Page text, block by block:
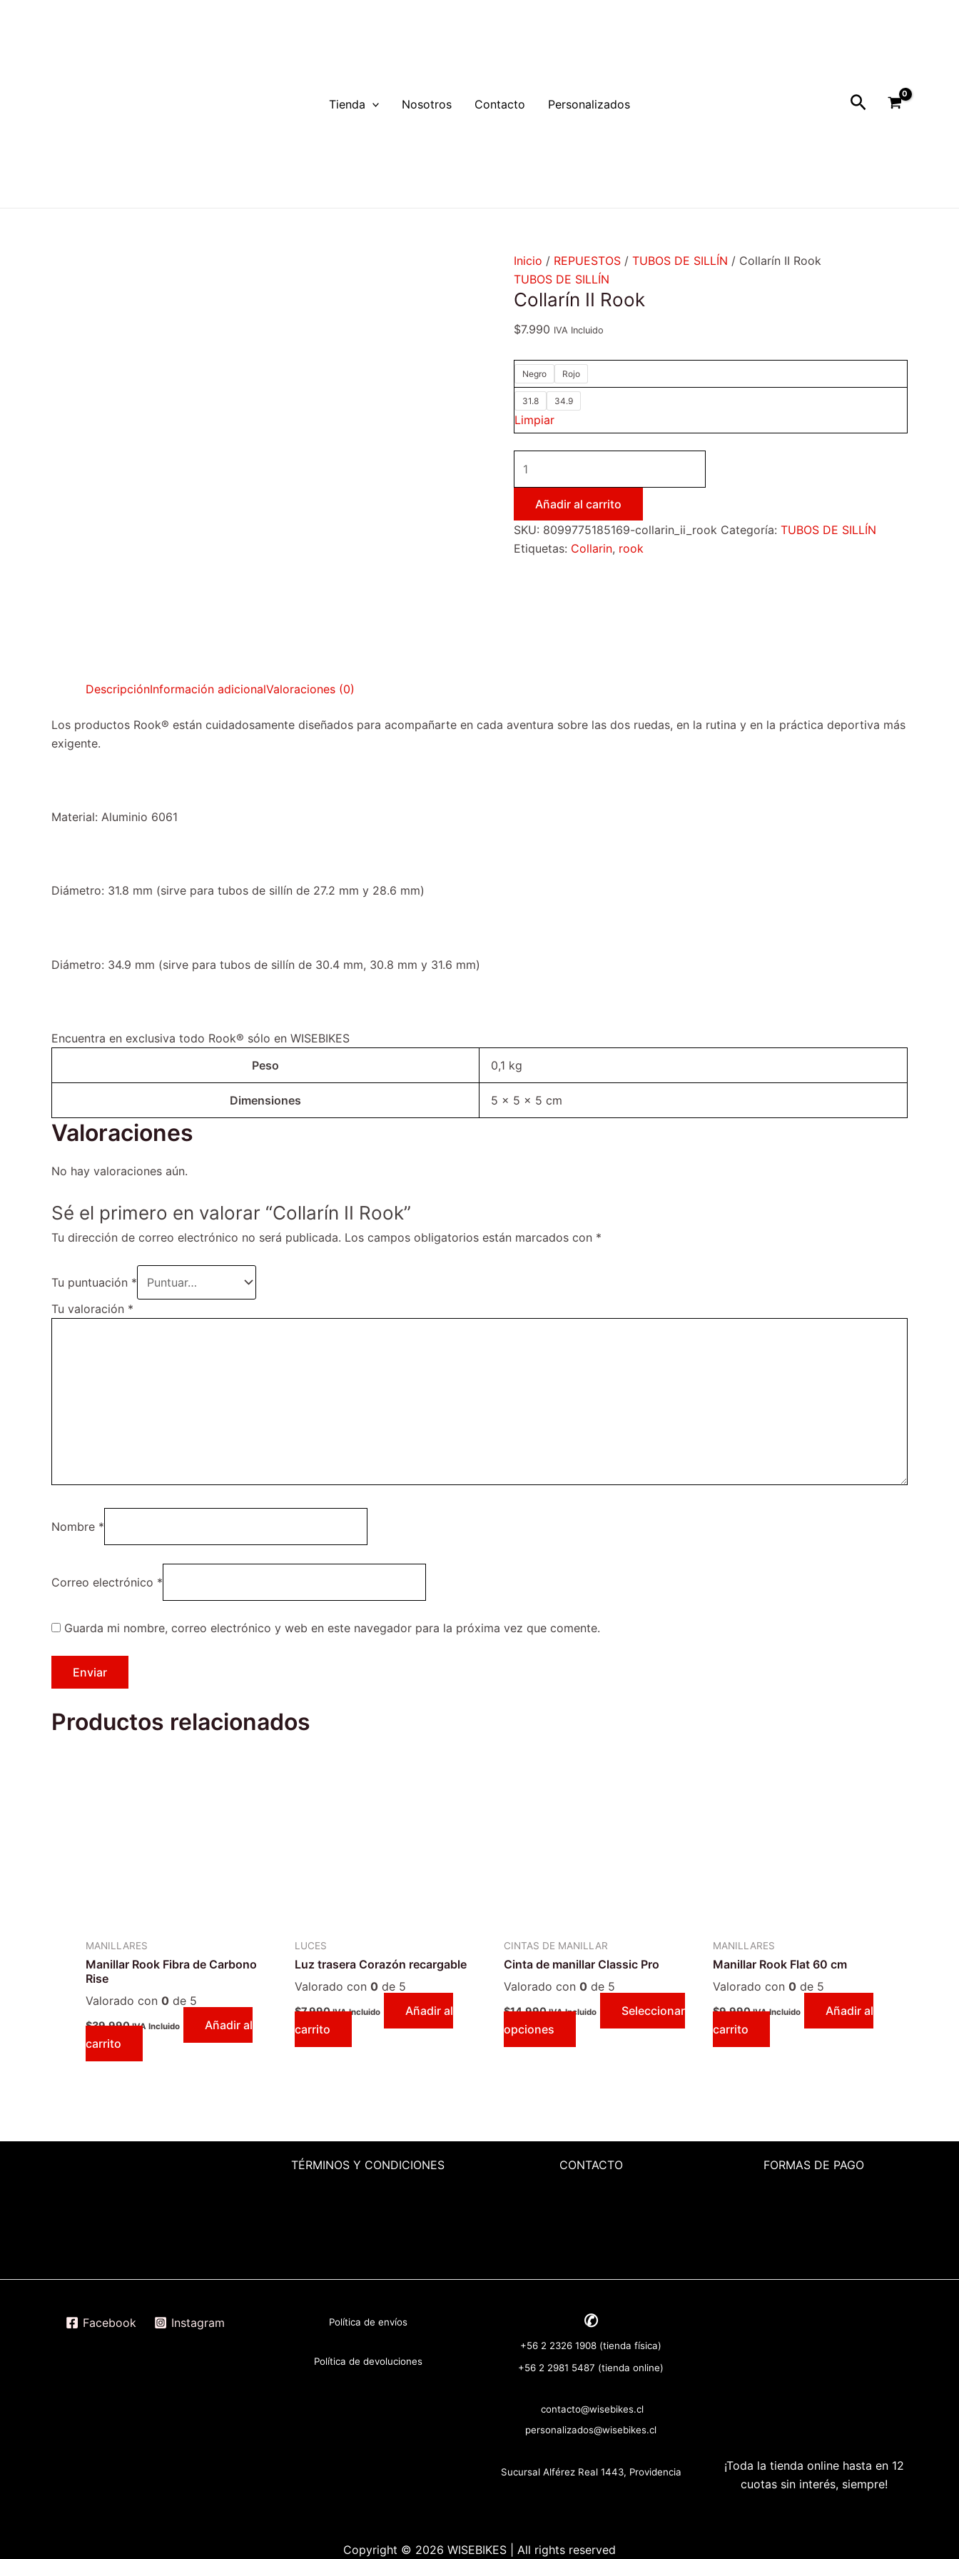
Tienda Nosotros Contacto Personalizados Buscar
Inicio / REPUESTOS / TUBOS DE SILLÍN / Collarín II Rook
TUBOS DE SILLÍN
Collarín II Rook
$7.990 IVA Incluido
Negro Rojo
31.8 34.9
Limpiar
Añadir al carrito
SKU: 8099775185169-collarin_ii_rook Categoría: TUBOS DE SILLÍN
Etiquetas: Collarin, rook
DescripciónInformación adicionalValoraciones (0)
Los productos Rook® están cuidadosamente diseñados para acompañarte en cada aventura sobre las dos ruedas, en la rutina y en la práctica deportiva más
exigente.
Material: Aluminio 6061
Diámetro: 31.8 mm (sirve para tubos de sillín de 27.2 mm y 28.6 mm)
Diámetro: 34.9 mm (sirve para tubos de sillín de 30.4 mm, 30.8 mm y 31.6 mm)
Encuentra en exclusiva todo Rook® sólo en WISEBIKES
Peso
0,1 kg
Dimensiones 5 × 5 × 5 cm
Valoraciones
No hay valoraciones aún.
Sé el primero en valorar “Collarín II Rook”
Tu dirección de correo electrónico no será publicada. Los campos obligatorios están marcados con *
Tu puntuación *
Tu valoración *
Nombre *
Correo electrónico *
Guarda mi nombre, correo electrónico y web en este navegador para la próxima vez que comente.
Productos relacionados
MANILLARES
Manillar Rook Fibra de Carbono
Rise
Valorado con 0 de 5
$39.990 IVA Incluido
Añadir al
carrito
LUCES
Luz trasera Corazón recargable
Valorado con 0 de 5
$7.990 IVA Incluido
Añadir al
carrito
CINTAS DE MANILLAR
Cinta de manillar Classic Pro
Valorado con 0 de 5
$14.990 IVA Incluido
Seleccionar
opciones
la
página
de
producto
MANILLARES
Manillar Rook Flat 60 cm
Valorado con 0 de 5
$9.990 IVA Incluido
Añadir al
carrito
TÉRMINOS Y CONDICIONES CONTACTO FORMAS DE PAGO
Facebook Instagram Política de envíos
Política de devoluciones
✆
+56 2 2326 1908 (tienda física)
+56 2 2981 5487 (tienda online)
contacto@wisebikes.cl
personalizados@wisebikes.cl
Sucursal Alférez Real 1443, Providencia
¡Toda la tienda online hasta en 12
cuotas sin interés, siempre!
Copyright © 2026 WISEBIKES | All rights reserved